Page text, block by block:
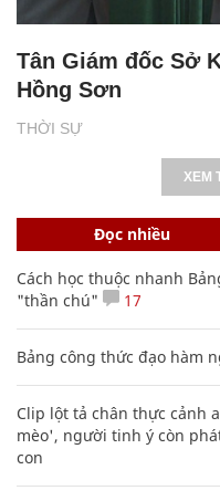
THỜI SỰ
Tân Giám đốc Sở
Hồng Sơn
XEM
Đọc nhiều
Cách học thuộc nhanh
"thần chú"
17
Bảng công thức đạo hàm
Clip lột tả chân thực cảnh
mèo', người tinh ý còn
con